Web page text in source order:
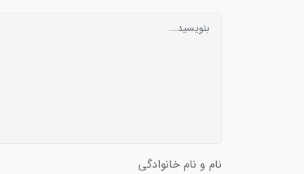
نام و نام خانوادگی